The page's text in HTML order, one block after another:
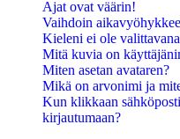
Ajat ovat väärin!
Vaihdoin
Kieleni ei ole
Mitä kuvia on
Miten asetan avataren?
Mikä on arvonimi ja
Kun klikkaan
kirjautumaan?